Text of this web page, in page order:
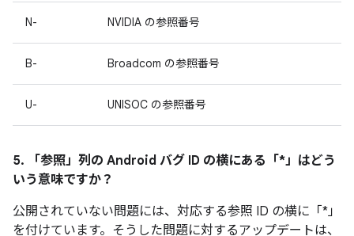
N- NVIDIA の参照番号
B- Broadcom の参照番号
U- UNISOC の参照番号
5. 「参照」 列の Android バグ ID の横にある「*」はどう
いう意味ですか？
公開されていない問題には、対応する参照 ID の横に「*」
を付けています。そうした問題に対するアップデートは、